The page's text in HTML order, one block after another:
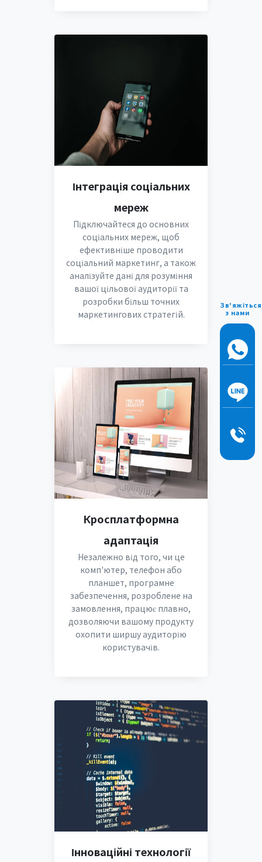
Інтеграція соціальних
мереж
Підключайтеся до основних
соціальних мереж, щоб
ефективніше проводити
соціальний маркетинг, а також
аналізуйте дані для розуміння
вашої цільової аудиторії та
розробки більш точних
маркетингових стратегій.
Кросплатформна
адаптація
Незалежно від того, чи це
комп'ютер, телефон або
планшет, програмне
забезпечення, розроблене на
замовлення, працює плавно,
дозволяючи вашому продукту
охопити ширшу аудиторію
користувачів.
Інноваційні технології
Зв'яжіться
з нами